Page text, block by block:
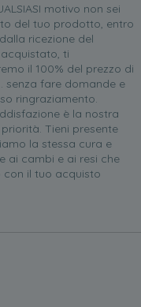
motivo non sei
del tuo prodotto, entro
ricezione del
ti
il 100% del prezzo di
senza fare domande e
ringraziamento.
è la nostra
Tieni presente
la stessa cura e
ai cambi e ai resi che
il tuo acquisto